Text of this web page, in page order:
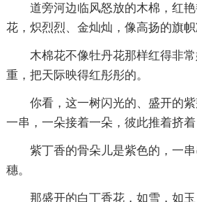
道旁河边临风怒放的木棉，红
花，炽烈烈、金灿灿，像高扬的旗帜
木棉花不像牡丹花那样红得非
重，把天际映得红彤彤的。
你看，这一树闪光的、盛开的
一串，一朵接着一朵，彼此推着挤
紫丁香的骨朵儿是紫色的，一
穗。
那盛开的白丁香花，如雪，如